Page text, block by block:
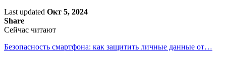
Last updated Окт 5, 2024
Share
Сейчас читают
Безопасность смартфона: как защитить личные данные от…